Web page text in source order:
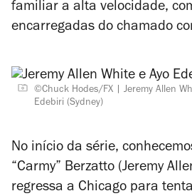
familiar a alta velocidade,
encarregadas do chamado
©Chuck Hodes/FX
Jeremy Allen
Edebiri (Sydney)
No início da série,
“Carmy” Berzatto (Jeremy
regressa a Chicago para